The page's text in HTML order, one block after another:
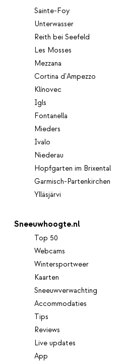
Sainte-Foy
Unterwasser
Reith bei Seefeld
Les Mosses
Mezzana
Cortina d'Ampezzo
Klínovec
Igls
Fontanella
Mieders
Ivalo
Niederau
Hopfgarten im Brixental
Garmisch-Partenkirchen
Ylläsjärvi
Sneeuwhoogte.nl
Top 50
Webcams
Wintersportweer
Kaarten
Sneeuwverwachting
Accommodaties
Tips
Reviews
Live updates
App